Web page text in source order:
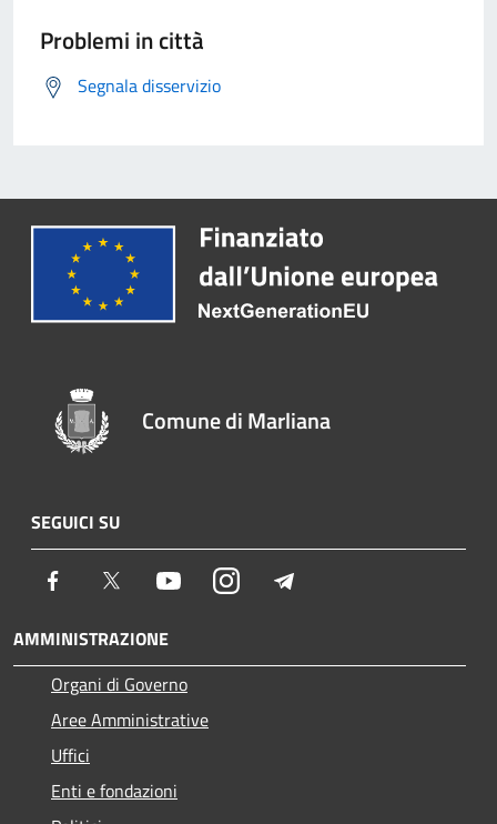
Problemi in città
Segnala disservizio
Comune di Marliana
SEGUICI SU
Facebook Twitter YoutubeInstagram
AMMINISTRAZIONE
Organi di Governo
Aree Amministrative
Uffici
Enti e fondazioni